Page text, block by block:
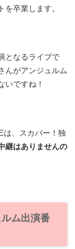
を卒業します。
となるライブで
んがアンジュルム
いですね！
は、スカパー！独
継はありませんの
ム出演番